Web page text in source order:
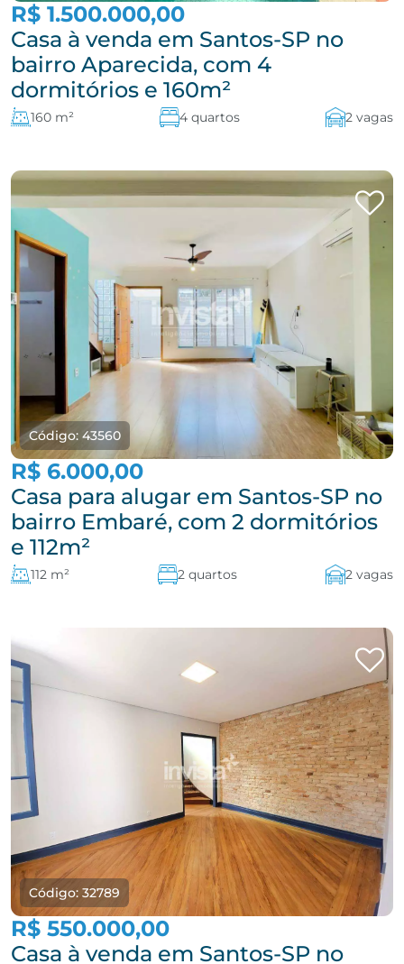
R$ 1.500.000,00
Casa à venda em Santos-SP no
bairro Aparecida, com 4
dormitórios e 160m²
160 m² 4 quartos 2 vagas
Código: 43560
R$ 6.000,00
Casa para alugar em Santos-SP no
bairro Embaré, com 2 dormitórios
e 112m²
112 m² 2 quartos 2 vagas
Código: 32789
R$ 550.000,00
Casa à venda em Santos-SP no